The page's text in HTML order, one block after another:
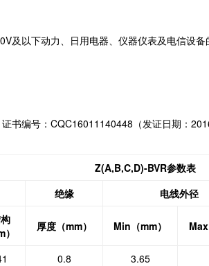
及以下动力、日用电器、仪器仪表及电信设备
编号：CQC16011140448（发证日期：
Z(A,B,C,D)-BVR参数
绝缘 电线外径
）
厚度（mm） Min（mm） Max
0.8 3.65